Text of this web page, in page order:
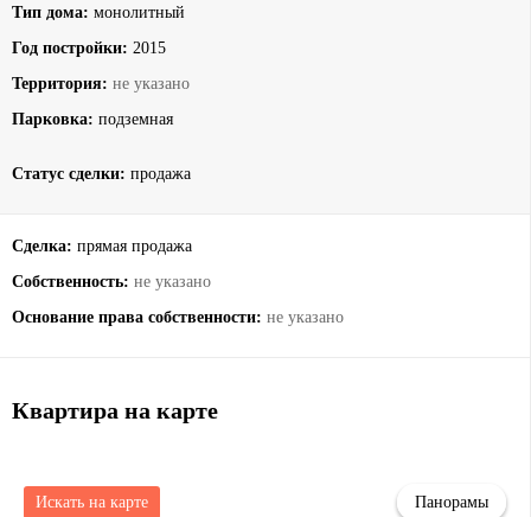
Тип дома: монолитный
Год постройки: 2015
Территория: не указано
Парковка: подземная
Статус сделки: продажа
Сделка: прямая продажа
Собственность: не указано
Основание права собственности: не указано
Квартира на карте
Искать на карте Панорамы